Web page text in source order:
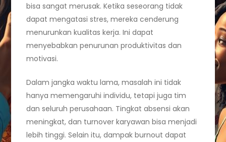
bisa sangat merusak. Ketika seseorang tidak
dapat mengatasi stres, mereka cenderung
menurunkan kualitas kerja. Ini dapat
menyebabkan penurunan produktivitas dan
motivasi.
Dalam jangka waktu lama, masalah ini tidak
hanya memengaruhi individu, tetapi juga tim
dan seluruh perusahaan. Tingkat absensi akan
meningkat, dan turnover karyawan bisa menjadi
lebih tinggi. Selain itu, dampak burnout dapat